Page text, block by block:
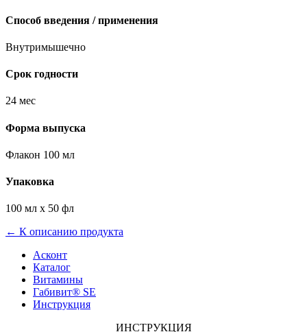
Способ введения / применения
Внутримышечно
Срок годности
24 мес
Форма выпуска
Флакон 100 мл
Упаковка
100 мл х 50 фл
← К описанию продукта
Асконт
Каталог
Витамины
Габивит® SE
Инструкция
ИНСТРУКЦИЯ